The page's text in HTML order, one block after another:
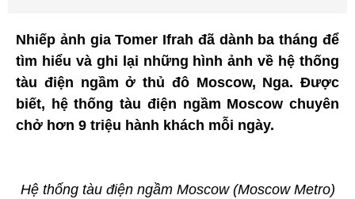
Nhiếp ảnh gia Tomer Ifrah đã dành ba tháng để
tìm hiểu và ghi lại những hình ảnh về hệ thống
tàu điện ngầm ở thủ đô Moscow, Nga. Được
biết, hệ thống tàu điện ngầm Moscow chuyên
chở hơn 9 triệu hành khách mỗi ngày.
Hệ thống tàu điện ngầm Moscow (Moscow Metro)